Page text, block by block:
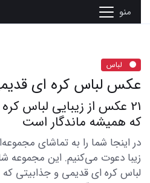
منو
لباس
عکس لباس کره ای
21 عکس از زیبایی لباس
که همیشه ماندگار است
در اینجا شما را به تماشای
لباس کره ای قدیمی و جذابیتی